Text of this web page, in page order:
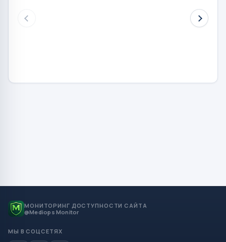
МОНИТОРИНГ ДОСТУПНОСТИ САЙТА
@Mediops Monitor
МЫ В СОЦСЕТЯХ